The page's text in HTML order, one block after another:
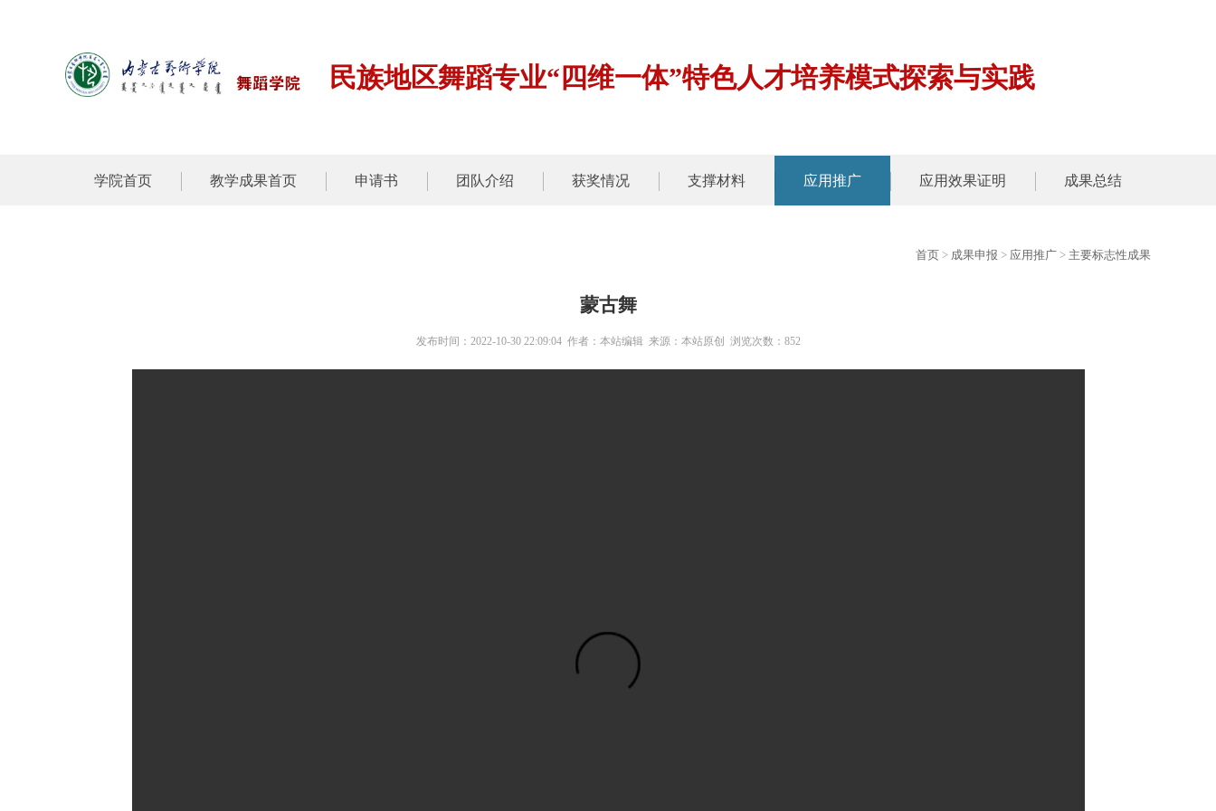
民族地区舞蹈专业“四维一体”特色人才培养模式探索与实践
学院首页 教学成果首页 申请书 团队介绍 获奖情况 支撑材料 应用推广 应用效果证明 成果总结
首页 > 成果申报 > 应用推广 > 主要标志性成果
蒙古舞
发布时间：2022-10-30 22:09:04 作者：本站编辑 来源：本站原创 浏览次数： 852